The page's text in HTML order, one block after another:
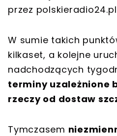
przez
W sumie takich
kilkaset, a kolejne
nadchodzących
terminy uzależnione
rzeczy od dostaw
Tymczasem